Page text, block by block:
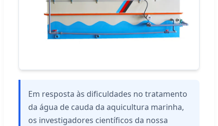
Em resposta às dificuldades no tratamento
da água de cauda da aquicultura marinha,
os investigadores científicos da nossa